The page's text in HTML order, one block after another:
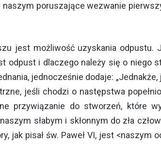
poruszające wezwanie
jest możliwość uzyskania
i dlaczego należy się o niego
jednocześnie dodaje:
jeśli chodzi o następstwa
przywiązanie do stworzeń, które
słabym i skłonnym do zła
jak pisał św. Paweł VI, jest